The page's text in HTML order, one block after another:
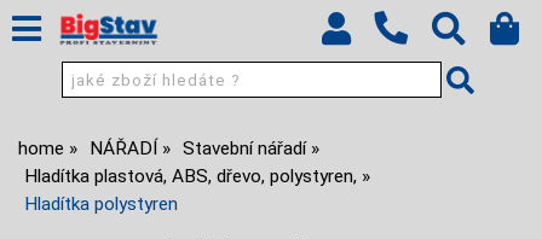
home NÁŘADÍ
Stavební nářadí
Hladítka plastová, ABS, dřevo, polystyren,
Hladítka polystyren